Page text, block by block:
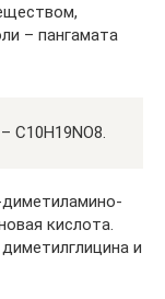
– пангамата
C10H19NO8.
кислота.
и